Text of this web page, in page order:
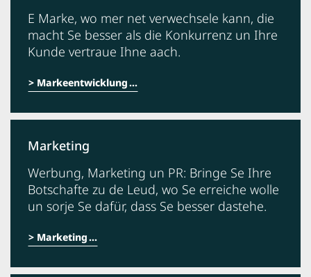
E Marke, wo mer net verwechsele kann, die
macht Se besser als die Konkurrenz un Ihre
Kunde vertraue Ihne aach.
Markeentwicklung
Marketing
Werbung, Marketing un PR: Bringe Se Ihre
Botschafte zu de Leud, wo Se erreiche wolle
un sorje Se dafür, dass Se besser dastehe.
Marketing